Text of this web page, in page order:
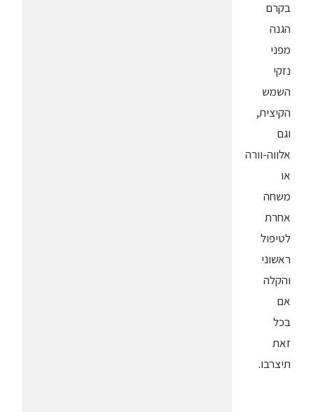
בקרם
הגנה
מפני
נזקי
השמש
הקיצית,
וגם
אלווה-וורה
או
משחה
אחרת
לטיפול
ראשוני
והקלה
אם
בכל
זאת
תיצרבו.